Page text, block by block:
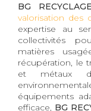
BG RECYCLAGE
valorisation des
expertise au
collectivités
matières
récupération, le
et métaux
équipements
efficace, BG